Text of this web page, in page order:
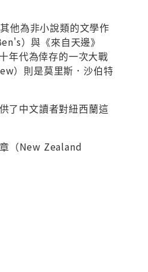
他為非小說類的文學作
）與《來自天邊》
年代為倖存的一次大戰
）則是莫里斯．沙伯特
了中文讀者對紐西蘭這
（New Zealand